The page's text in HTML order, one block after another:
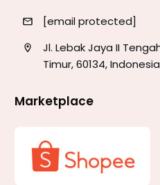
[email protected]
Jl. Lebak Jaya II
Timur, 60134, Indonesia
Marketplace